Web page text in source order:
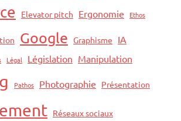
Elevator pitch Ergonomie Ethos
Google Graphisme IA
Légal Législation Manipulation
Pathos Photographie Présentation
Réseaux sociaux